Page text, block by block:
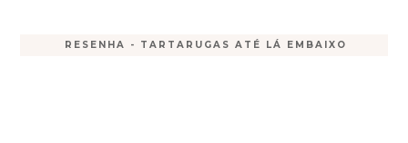
RESENHA - TARTARUGAS ATÉ LÁ EMBAIXO